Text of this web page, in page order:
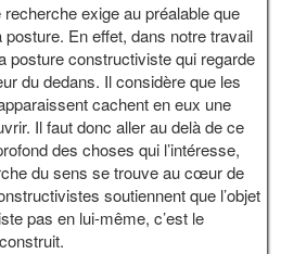
recherche exige au préalable que
En effet, dans notre travail
posture constructiviste qui regarde
du dedans. Il considère que les
cachent en eux une
Il faut donc aller au delà de ce
des choses qui l’intéresse,
du sens se trouve au cœur de
soutiennent que l’objet
pas en lui-même, c’est le